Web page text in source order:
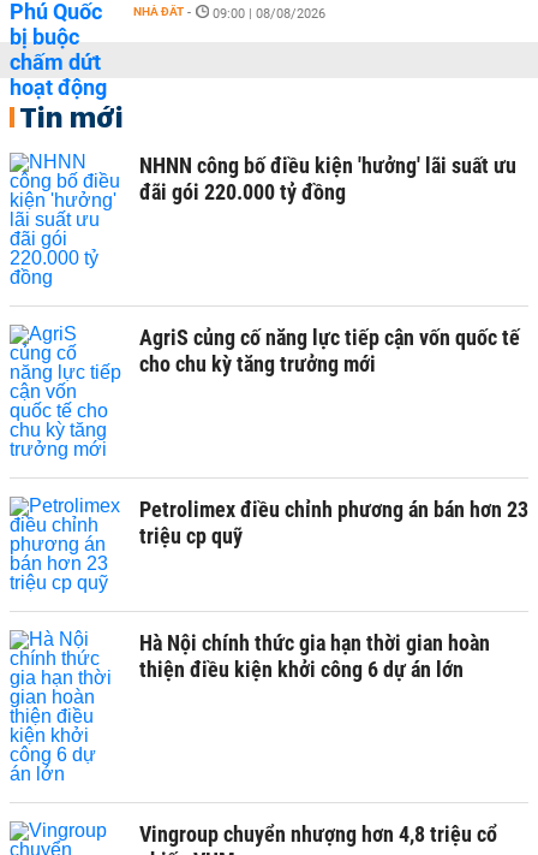
NHÀ ĐẤT - 09:00 | 08/08/2026
Tin mới
NHNN công bố điều kiện 'hưởng' lãi suất ưu
đãi gói 220.000 tỷ đồng
AgriS củng cố năng lực tiếp cận vốn quốc tế
cho chu kỳ tăng trưởng mới
Petrolimex điều chỉnh phương án bán hơn 23
triệu cp quỹ
Hà Nội chính thức gia hạn thời gian hoàn
thiện điều kiện khởi công 6 dự án lớn
Vingroup chuyển nhượng hơn 4,8 triệu cổ